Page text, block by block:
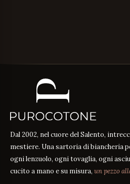
Dal 2002, nel cuore del Salento,
mestiere. Una sartoria di biancheria
ogni lenzuolo, ogni tovaglia, ogni
cucito a mano e su misura, un pezzo